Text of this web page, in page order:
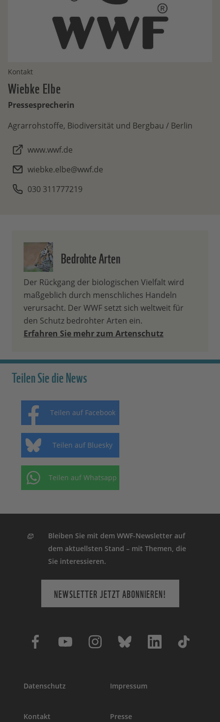
Kontakt
WiebkeElbe
Pressesprecherin
Agrarrohstoffe, Biodiversität und Bergbau / Berlin
www.wwf.de
wiebke.elbe@wwf.de
030 311777219
Bedrohte Arten
Der Rückgang der biologischen Vielfalt wird
maßgeblich durch menschliches Handeln
verursacht. Der WWF setzt sich weltweit für
den Schutz bedrohter Arten ein.
Erfahren Sie mehr zum Artenschutz
Teilen Sie die News
Teilen auf Facebook
Teilen auf Bluesky
Teilen auf Whatsapp
Bleiben Sie mit dem WWF-Newsletter auf
dem aktuellsten Stand – mit Themen, die
Sie interessieren.
NEWSLETTER JETZT ABONNIEREN!
Datenschutz Impressum
Kontakt Presse